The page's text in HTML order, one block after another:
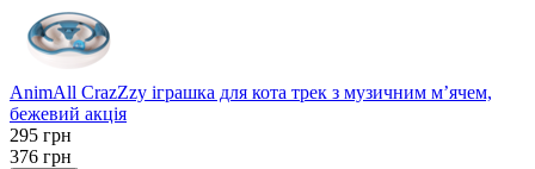
AnimAll CrazZzy іграшка для кота трек з музичним м’ячем,
бежевий акція
295 грн
376 грн